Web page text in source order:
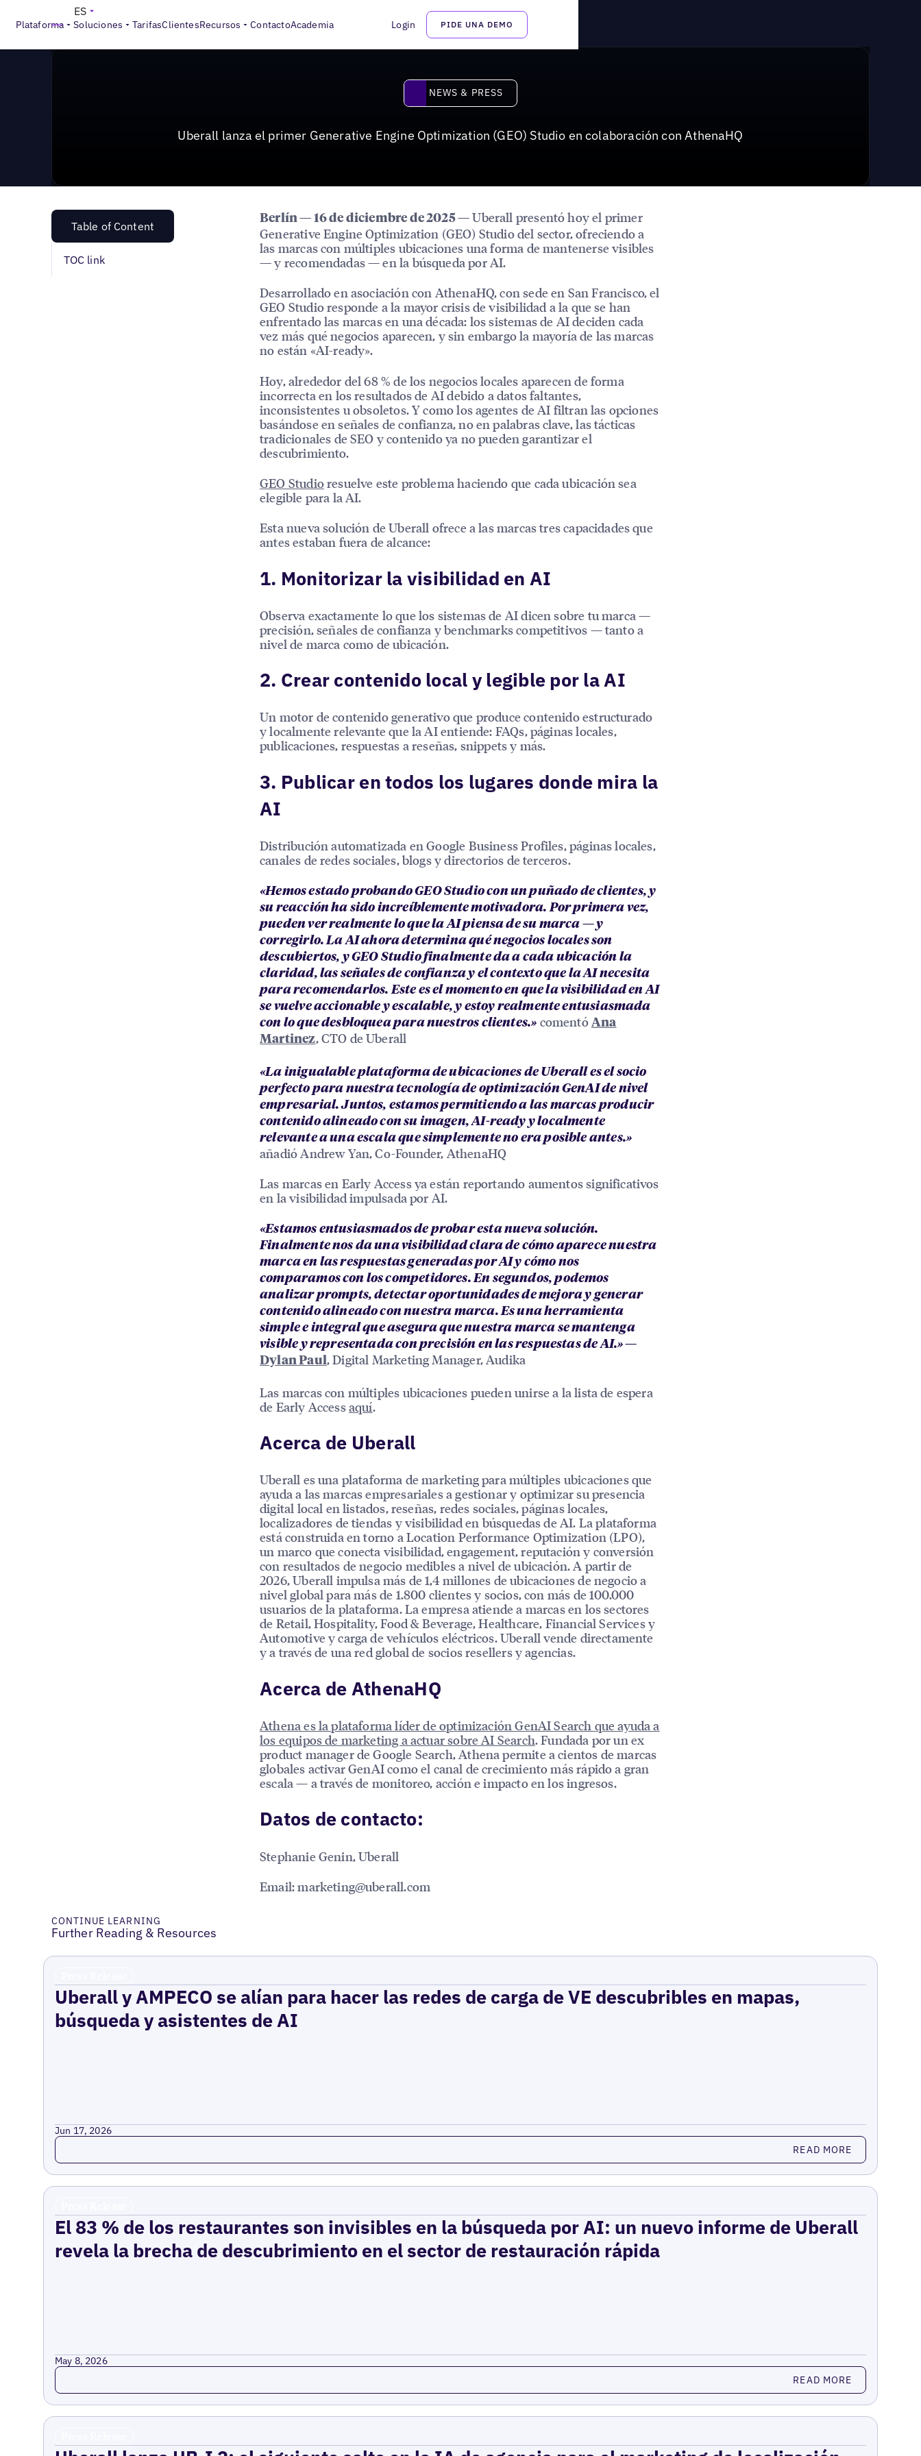
Plataforma Soluciones TarifasClientesRecursos ContactoAcademia Login PIDE UNA DEMO
ES
News & Press Uberall lanza el primer Generative Engine Optimization (GEO) Studio en colaboración con AthenaHQ
News & Press
NEWS & PRESS
Uberall lanza el primer Generative Engine Optimization (GEO) Studio en colaboración con AthenaHQ
Table of Content
TOC link
Berlín — 16 de diciembre de 2025 — Uberall presentó hoy el primer
Generative Engine Optimization (GEO) Studio del sector, ofreciendo a
las marcas con múltiples ubicaciones una forma de mantenerse visibles
— y recomendadas — en la búsqueda por AI.
Desarrollado en asociación con AthenaHQ, con sede en San Francisco, el
GEO Studio responde a la mayor crisis de visibilidad a la que se han
enfrentado las marcas en una década: los sistemas de AI deciden cada
vez más qué negocios aparecen, y sin embargo la mayoría de las marcas
no están «AI-ready».
Hoy, alrededor del 68 % de los negocios locales aparecen de forma
incorrecta en los resultados de AI debido a datos faltantes,
inconsistentes u obsoletos. Y como los agentes de AI filtran las opciones
basándose en señales de confianza, no en palabras clave, las tácticas
tradicionales de SEO y contenido ya no pueden garantizar el
descubrimiento.
GEO Studioresuelve este problema haciendo que cada ubicación sea
elegible para la AI.
Esta nueva solución de Uberall ofrece a las marcas tres capacidades que
antes estaban fuera de alcance:
1. Monitorizar la visibilidad en AI
Observa exactamente lo que los sistemas de AI dicen sobre tu marca —
precisión, señales de confianza y benchmarks competitivos — tanto a
nivel de marca como de ubicación.
2. Crear contenido local y legible por la AI
Un motor de contenido generativo que produce contenido estructurado
y localmente relevante que la AI entiende: FAQs, páginas locales,
publicaciones, respuestas a reseñas, snippets y más.
3. Publicar en todos los lugares donde mira la
AI
Distribución automatizada en Google Business Profiles, páginas locales,
canales de redes sociales, blogs y directorios de terceros.
«Hemos estado probando GEO Studio con un puñado de clientes, y
su reacción ha sido increíblemente motivadora. Por primera vez,
pueden ver realmente lo que la AI piensa de su marca — y
corregirlo. La AI ahora determina qué negocios locales son
descubiertos, y GEO Studio finalmente da a cada ubicación la
claridad, las señales de confianza y el contexto que la AI necesita
para recomendarlos. Este es el momento en que la visibilidad en AI
se vuelve accionable y escalable, y estoy realmente entusiasmada
con lo que desbloquea para nuestros clientes.» comentó Ana
Martinez, CTO de Uberall
«La inigualable plataforma de ubicaciones de Uberall es el socio
perfecto para nuestra tecnología de optimización GenAI de nivel
empresarial. Juntos, estamos permitiendo a las marcas producir
contenido alineado con su imagen, AI-ready y localmente
relevante a una escala que simplemente no era posible antes.»
añadió Andrew Yan, Co-Founder, AthenaHQ
Las marcas en Early Access ya están reportando aumentos significativos
en la visibilidad impulsada por AI.
«Estamos entusiasmados de probar esta nueva solución.
Finalmente nos da una visibilidad clara de cómo aparece nuestra
marca en las respuestas generadas por AI y cómo nos
comparamos con los competidores. En segundos, podemos
analizar prompts, detectar oportunidades de mejora y generar
contenido alineado con nuestra marca. Es una herramienta
simple e integral que asegura que nuestra marca se mantenga
visible y representada con precisión en las respuestas de AI.» —
Dylan Paul, Digital Marketing Manager, Audika
Las marcas con múltiples ubicaciones pueden unirse a la lista de espera
de Early Accessaquí.
Acerca de Uberall
Uberall es una plataforma de marketing para múltiples ubicaciones que
ayuda a las marcas empresariales a gestionar y optimizar su presencia
digital local en listados, reseñas, redes sociales, páginas locales,
localizadores de tiendas y visibilidad en búsquedas de AI. La plataforma
está construida en torno a Location Performance Optimization (LPO),
un marco que conecta visibilidad, engagement, reputación y conversión
con resultados de negocio medibles a nivel de ubicación. A partir de
2026, Uberall impulsa más de 1,4 millones de ubicaciones de negocio a
nivel global para más de 1.800 clientes y socios, con más de 100.000
usuarios de la plataforma. La empresa atiende a marcas en los sectores
de Retail, Hospitality, Food & Beverage, Healthcare, Financial Services y
Automotive y carga de vehículos eléctricos. Uberall vende directamente
y a través de una red global de socios resellers y agencias.
Acerca de AthenaHQ
Athena es la plataforma líder de optimización GenAI Search que ayuda a
los equipos de marketing a actuar sobre AI Search. Fundada por un ex
product manager de Google Search, Athena permite a cientos de marcas
globales activar GenAI como el canal de crecimiento más rápido a gran
escala — a través de monitoreo, acción e impacto en los ingresos.
Datos de contacto:
Stephanie Genin, Uberall
Email: marketing@uberall.com
CONTINUE LEARNING
Further Reading & Resources
Uberall y AMPECO se alían para hacer las redes de carga de VE descubribles en mapas,
búsqueda y asistentes de AI
Jun 17, 2026
Read more READ MORE
El 83 % de los restaurantes son invisibles en la búsqueda por AI: un nuevo informe de Uberall
revela la brecha de descubrimiento en el sector de restauración rápida
May 8, 2026
Read more READ MORE